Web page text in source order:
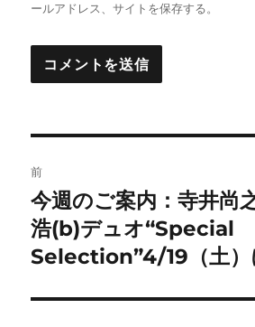
ールアドレス、サイトを保存する。
稿
ナ
ビ
ゲ
前
前
の
投
今週のご案内：寺井尚
浩(b)デュオ“Special
Selection”4/19（土）